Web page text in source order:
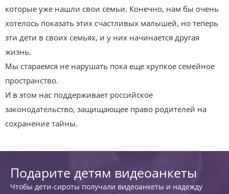
которые уже нашли свои семьи. Конечно, нам бы очень
хотелось показать этих счастливых малышей, но теперь
эти дети в своих семьях, и у них начинается другая
жизнь.
Мы стараемся не нарушать пока еще хрупкое семейное
пространство.
И в этом нас поддерживает российское
законодательство, защищающее право родителей на
сохранение тайны.
Подарите детям видеоанкеты
Чтобы дети-сироты получали видеоанкеты и надежду